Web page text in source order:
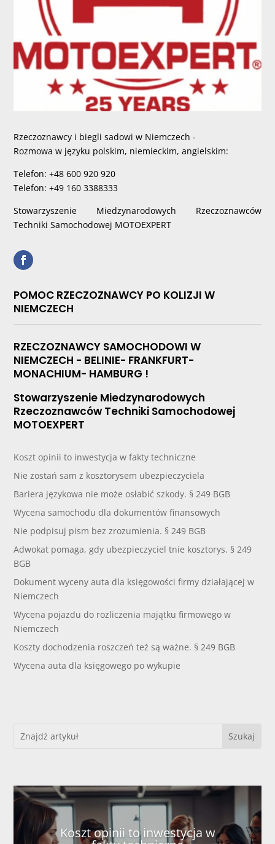
Rzeczoznawcy i biegli sadowi w Niemczech -
Rozmowa w języku polskim, niemieckim, angielskim:
Telefon: +48 600 920 920
Telefon: +49 160 3388333
Stowarzyszenie Miedzynarodowych Rzeczoznawców
Techniki Samochodowej MOTOEXPERT
POMOC RZECZOZNAWCY PO KOLIZJI W
NIEMCZECH
RZECZOZNAWCY SAMOCHODOWI W
NIEMCZECH - BELINIE- FRANKFURT-
MONACHIUM- HAMBURG !
Stowarzyszenie Miedzynarodowych
Rzeczoznawców Techniki Samochodowej
MOTOEXPERT
Koszt opinii to inwestycja w fakty techniczne
Nie zostań sam z kosztorysem ubezpieczyciela
Bariera językowa nie może osłabić szkody. § 249 BGB
Wycena samochodu dla dokumentów finansowych
Nie podpisuj pism bez zrozumienia. § 249 BGB
Adwokat pomaga, gdy ubezpieczyciel tnie kosztorys. § 249
BGB
Dokument wyceny auta dla księgowości firmy działającej w
Niemczech
Wycena pojazdu do rozliczenia majątku firmowego w
Niemczech
Koszty dochodzenia roszczeń też są ważne. § 249 BGB
Wycena auta dla księgowego po wykupie
Koszt opinii to inwestycja w